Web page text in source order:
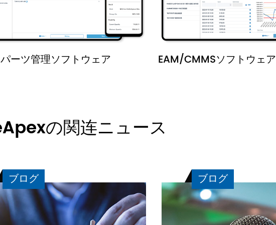
ーツ管理ソフトウェア EAM/CMMSソフトウェア
の関连ニュース
ブログ ブログ